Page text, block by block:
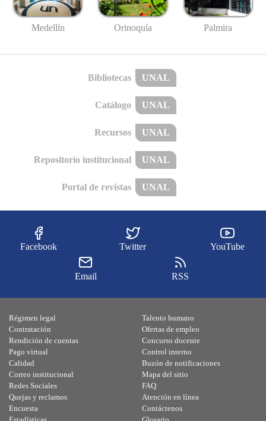
Medellín Orinoquía Palmira
Bibliotecas UNAL
Catálogo UNAL
Recursos UNAL
Repositorio institucional UNAL
Portal de revistas UNAL
Facebook Twitter YouTube
Email RSS
Régimen legal
Contratación
Rendición de cuentas
Pago virtual
Calidad
Talento humano
Ofertas de empleo
Concurso docente
Control interno
Buzón de notificaciones
Correo institucional
Redes Sociales
Quejas y reclamos
Encuesta
Mapa del sitio
FAQ
Atención en línea
Contáctenos